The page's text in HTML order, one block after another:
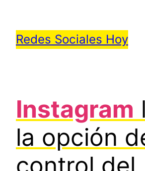
contenido
Redes Sociales Hoy
Instagram
la opción